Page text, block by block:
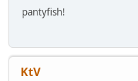
pantyfish!
KtV